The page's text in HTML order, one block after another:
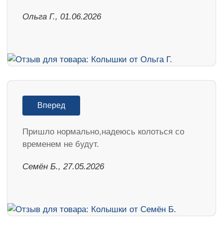
Ольга Г., 01.06.2026
Вперед
Пришло нормально,надеюсь колоться со
временем не будут.
Семён Б., 27.05.2026